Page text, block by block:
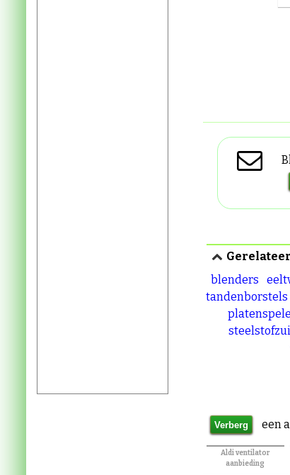
blenders
tandenborstels
een
Aldi ventilator
aanbieding